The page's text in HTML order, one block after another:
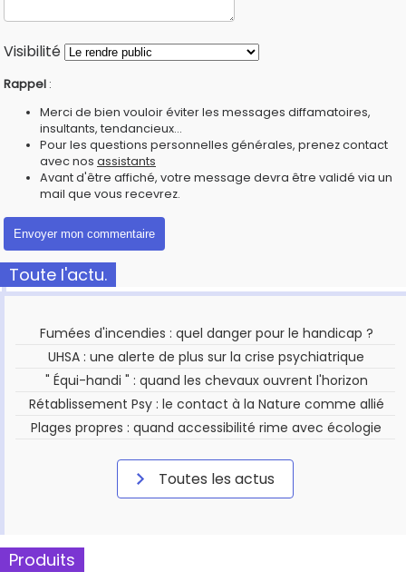
Visibilité
Rappel :
Merci de bien vouloir éviter les messages diffamatoires,
insultants, tendancieux...
Pour les questions personnelles générales, prenez contact
avec nos assistants
Avant d'être affiché, votre message devra être validé via un
mail que vous recevrez.
Toute l'actu.
Fumées d'incendies : quel danger pour le handicap ?
UHSA : une alerte de plus sur la crise psychiatrique
" Équi-handi " : quand les chevaux ouvrent l'horizon
Rétablissement Psy : le contact à la Nature comme allié
Plages propres : quand accessibilité rime avec écologie
Toutes les actus
Produits